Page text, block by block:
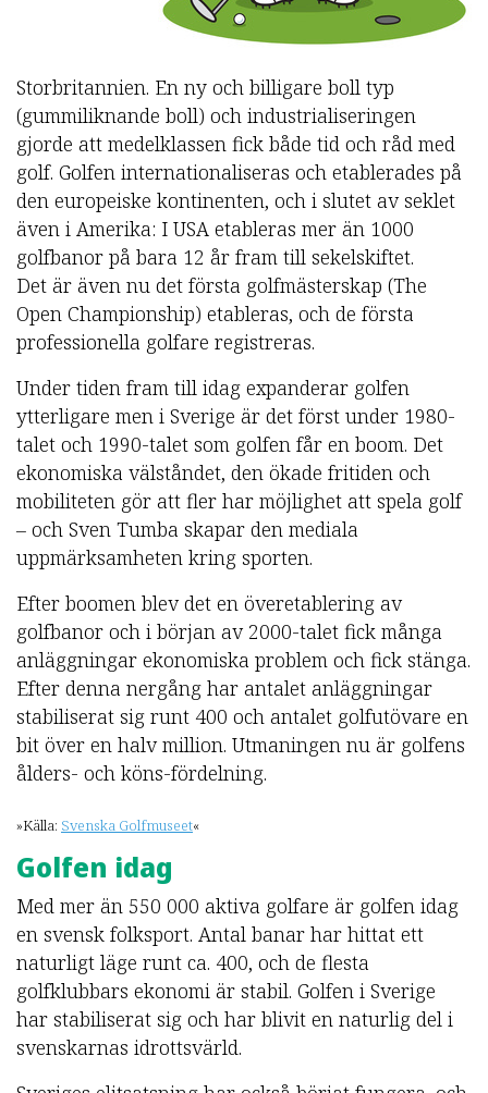
Storbritannien. En ny och billigare boll typ
(gummiliknande boll) och industrialiseringen
gjorde att medelklassen fick både tid och råd med
golf. Golfen internationaliseras och etablerades på
den europeiske kontinenten, och i slutet av seklet
även i Amerika: I USA etableras mer än 1000
golfbanor på bara 12 år fram till sekelskiftet.
Det är även nu det första golfmästerskap (The
Open Championship) etableras, och de första
professionella golfare registreras.
Under tiden fram till idag expanderar golfen
ytterligare men i Sverige är det först under 1980-
talet och 1990-talet som golfen får en boom. Det
ekonomiska välståndet, den ökade fritiden och
mobiliteten gör att fler har möjlighet att spela golf
– och Sven Tumba skapar den mediala
uppmärksamheten kring sporten.
Efter boomen blev det en överetablering av
golfbanor och i början av 2000-talet fick många
anläggningar ekonomiska problem och fick stänga.
Efter denna nergång har antalet anläggningar
stabiliserat sig runt 400 och antalet golfutövare en
bit över en halv million. Utmaningen nu är golfens
ålders- och köns-fördelning.
»Källa: Svenska Golfmuseet«
Golfen idag
Med mer än 550 000 aktiva golfare är golfen idag
en svensk folksport. Antal banar har hittat ett
naturligt läge runt ca. 400, och de flesta
golfklubbars ekonomi är stabil. Golfen i Sverige
har stabiliserat sig och har blivit en naturlig del i
svenskarnas idrottsvärld.